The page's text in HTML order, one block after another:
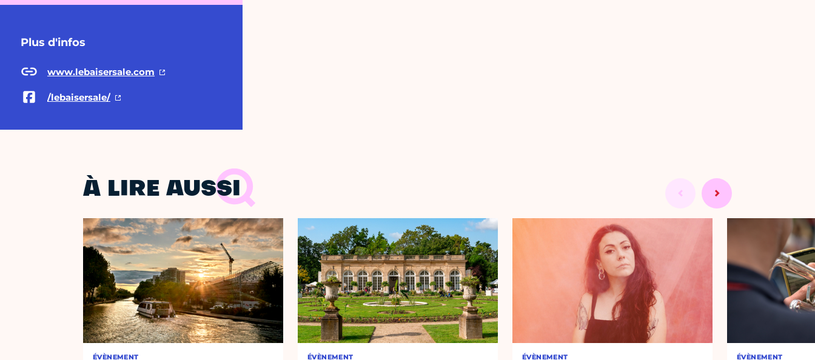
Plus d'infos
www.lebaisersale.com
/lebaisersale/
À LIRE AUSSI
ÉVÈNEMENT ÉVÈNEMENT ÉVÈNEMENT ÉVÈNEMENT